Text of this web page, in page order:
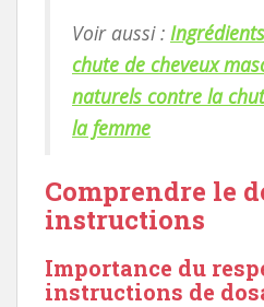
Voir aussi :
chute de cheveux
naturels contre la
la femme
Comprendre le
instructions
Importance du
instructions de